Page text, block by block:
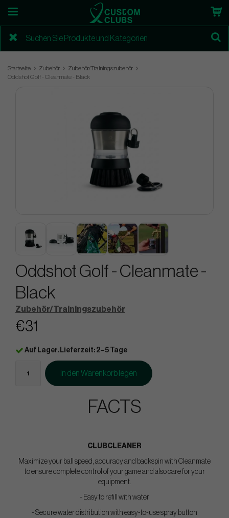
Startseite Zubehör
Zubehör/Trainingszubehör
Oddshot Golf - Cleanmate - Black
Oddshot Golf - Cleanmate -
Black
Zubehör/Trainingszubehör
€31
Auf Lager. Lieferzeit: 2–5 Tage
In den Warenkorb legen
FACTS
CLUBCLEANER
Maximize your ball speed, accuracy and backspin with Cleanmate
to ensure complete control of your game and also care for your
equipment.
- Easy to refill with water
- Secure water distribution with easy-to-use spray button